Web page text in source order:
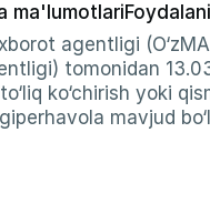
ma'lumotlari
agentligi
tomonidan
ko‘chirish yoki
mavjud